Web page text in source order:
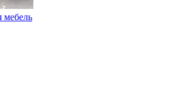
мебель